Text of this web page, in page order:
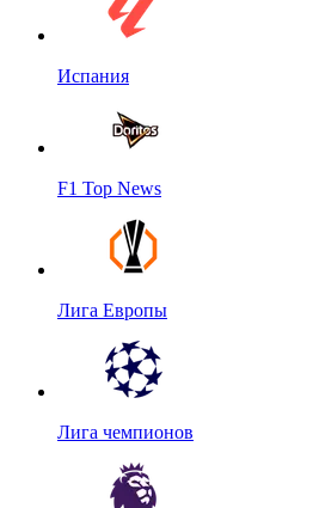
Испания
F1 Top News
Лига Европы
Лига чемпионов